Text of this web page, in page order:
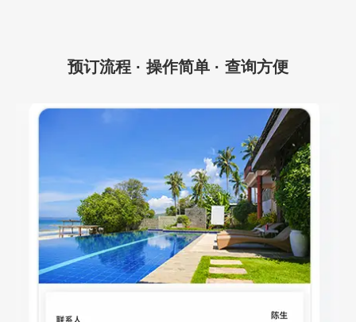
预订流程 · 操作简单 · 查询方便